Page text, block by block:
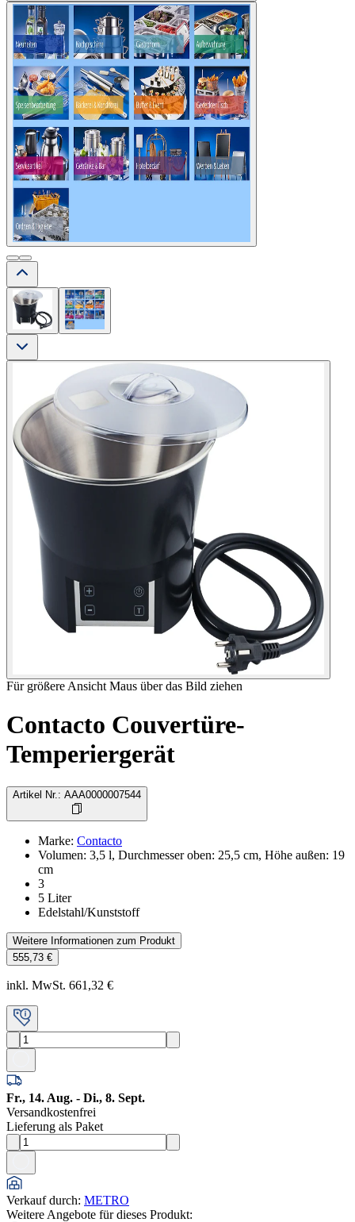
Für größere Ansicht Maus über das Bild ziehen
Contacto Couvertüre-
Temperiergerät
Artikel Nr. : AAA0000007544
Marke: Contacto
Volumen: 3,5 l, Durchmesser oben: 25,5 cm, Höhe außen: 19
cm
3
5 Liter
Edelstahl/Kunststoff
Weitere Informationen zum Produkt
555,73 €
inkl. MwSt. 661,32 €
Fr., 14. Aug. - Di., 8. Sept.
Versandkostenfrei
Lieferung als Paket
Verkauf durch: METRO
Weitere Angebote für dieses Produkt: